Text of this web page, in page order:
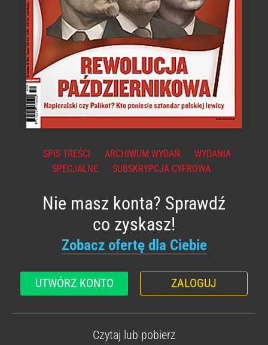
SPIS TREŚCI ARCHIWUM WYDAŃ
WYDANIA
SPECJALNE
SUBSKRYPCJA CYFROWA
Nie masz konta? Sprawdź
co zyskasz!
Zobacz ofertę dla Ciebie
UTWÓRZ KONTO ZALOGUJ
Czytaj lub pobierz